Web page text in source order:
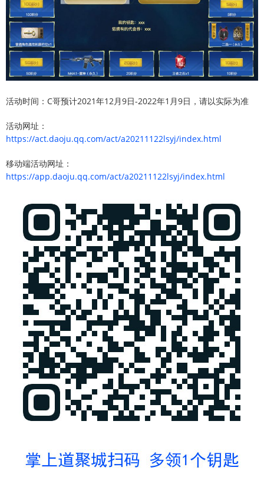
活动时间：C哥预计2021年12月9日-2022年1月9日，请以实际为准
活动网址：
https://act.daoju.qq.com/act/a20211122lsyj/index.html
移动端活动网址：
https://app.daoju.qq.com/act/a20211122lsyj/index.html